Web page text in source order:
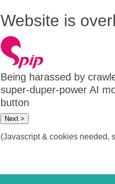
Website is
Being harassed by
super-duper-power AI
button
Next >
(Javascript & cookies needed,